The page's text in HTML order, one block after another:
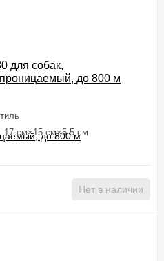
для собак,
до 800 м
17 см×15 см×5.5 см
Нет в наличии